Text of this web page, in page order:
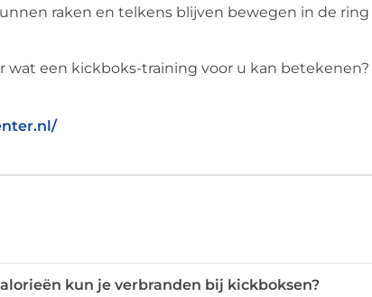
raken en telkens blijven bewegen in de
een kickboks-training voor u kan
kun je verbranden bij kickboksen?